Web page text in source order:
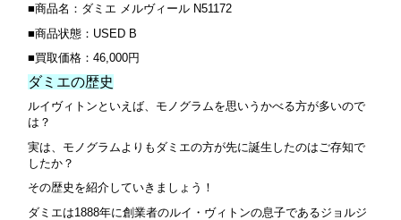
■商品名：ダミエ メルヴィール N51172
■商品状態：USED B
■買取価格：46,000円
ダミエの歴史
ルイヴィトンといえば、モノグラムを思いうかべる方が多いので
は？
実は、モノグラムよりもダミエの方が先に誕生したのはご存知で
したか？
その歴史を紹介していきましょう！
ダミエは1888年に創業者のルイ・ヴィトンの息子であるジョルジ